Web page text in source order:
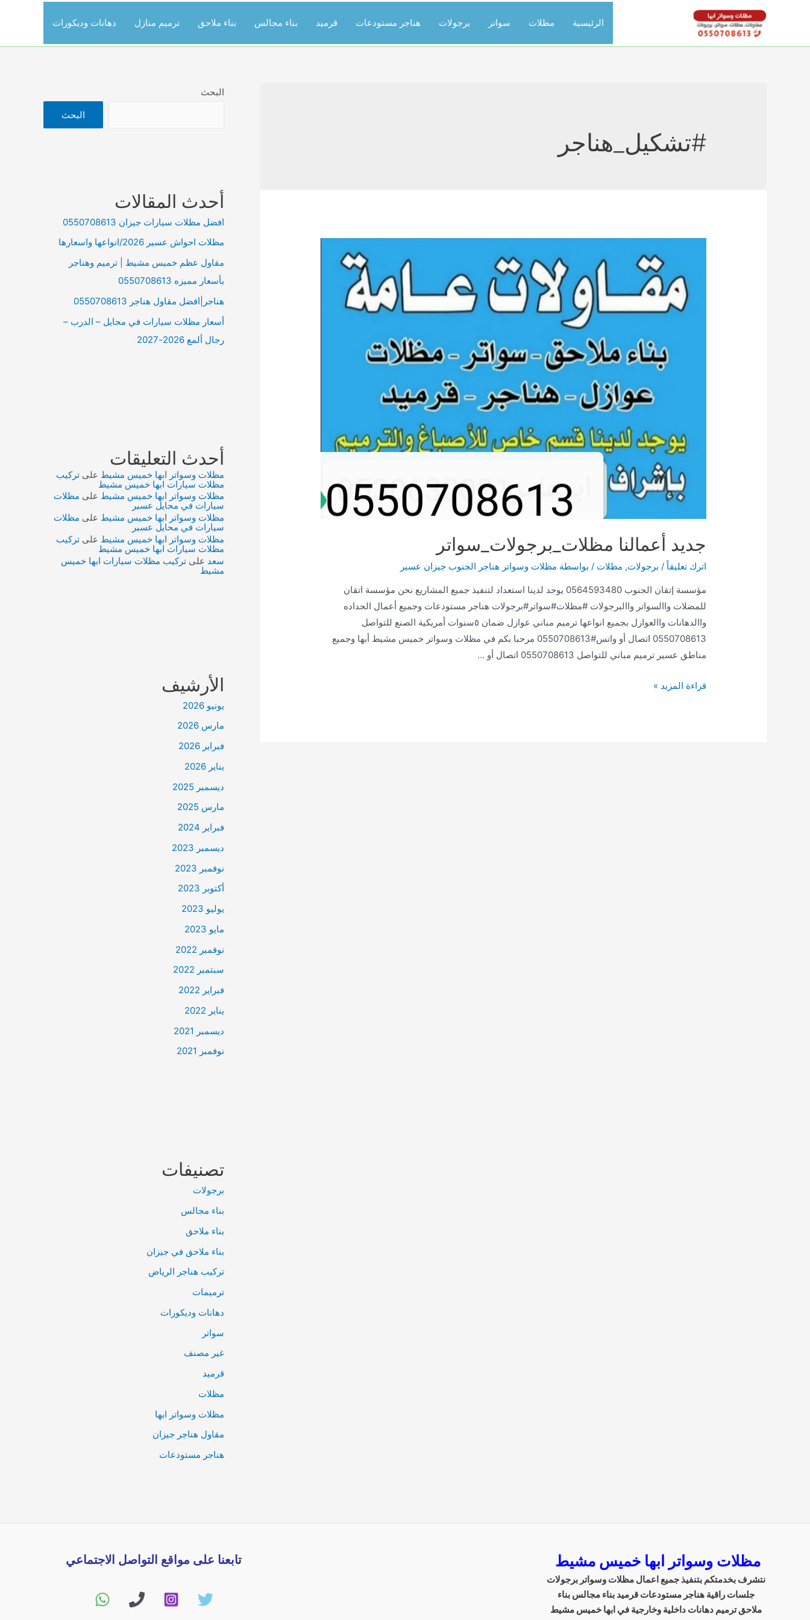
الرئيسية مظلات سواتر برجولات هناجر مستودعات قرميد بناء مجالس بناء ملاحق ترميم منازل دهانات وديكورات
#تشكيل_هناجر
جديد أعمالنا مظلات_برجولات_سواتر
اترك تعليقاً / برجولات, مظلات / بواسطة مظلات وسواتر هناجر الجنوب جيزان عسير
مؤسسة إتقان الجنوب 0564593480 يوجد لدينا استعداد لتنفيذ جميع المشاريع نحن مؤسسة اتقان
للمضلات واالسواتر واالبرجولات #مظلات#سواتر#برجولات هناجر مستودعات وجميع أعمال الحداده
واالدهانات واالعوازل بجميع انواعها ترميم مباني عوازل ضمان ٥سنوات أمريكية الصنع للتواصل
0550708613 اتصال أو واتس#0550708613 مرحبا بكم في مظلات وسواتر خميس مشيط أبها وجميع
مناطق عسير ترميم مباني للتواصل 0550708613 اتصال أو …
جديد
قراءة المزيد »
البحث
البحث
أحدث المقالات
افضل مظلات سيارات جيزان 0550708613
مظلات احواش عسير 2026/انواعها واسعارها
مقاول عظم خميس مشيط | ترميم وهناجر
بأسعار مميزه 0550708613
هناجر|افضل مقاول هناجر 0550708613
أسعار مظلات سيارات في محايل – الدرب –
رجال ألمع 2026-2027
أحدث التعليقات
مظلات وسواتر ابها خميس مشيط على تركيب
مظلات سيارات ابها خميس مشيط
مظلات وسواتر ابها خميس مشيط على مظلات
سيارات في محايل عسير
مظلات وسواتر ابها خميس مشيط على مظلات
سيارات في محايل عسير
مظلات وسواتر ابها خميس مشيط على تركيب
مظلات سيارات ابها خميس مشيط
سعد على تركيب مظلات سيارات ابها خميس
مشيط
الأرشيف
يونيو 2026
مارس 2026
فبراير 2026
يناير 2026
ديسمبر 2025
مارس 2025
فبراير 2024
ديسمبر 2023
نوفمبر 2023
أكتوبر 2023
يوليو 2023
مايو 2023
نوفمبر 2022
سبتمبر 2022
فبراير 2022
يناير 2022
ديسمبر 2021
نوفمبر 2021
تصنيفات
برجولات
بناء مجالس
بناء ملاحق
بناء ملاحق في جيزان
تركيب هناجر الرياض
ترميمات
دهانات وديكورات
سواتر
غير مصنف
قرميد
مظلات
مظلات وسواتر ابها
مقاول هناجر جيزان
هناجر مستودعات
مظلات وسواتر ابها خميس مشيط
نتشرف بخدمتكم بتنفيذ جميع اعمال مظلات وسواتر برجولات
جلسات راقية هناجر مستودعات قرميد بناء مجالس بناء
ملاحق ترميم دهانات داخلية وخارجية في ابها خميس مشيط
تابعنا على مواقع التواصل الاجتماعي